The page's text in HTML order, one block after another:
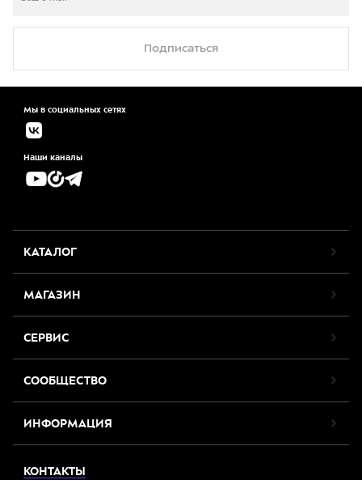
Подписаться
Мы в социальных сетях
Наши каналы
КАТАЛОГ
МАГАЗИН
СЕРВИС
СООБЩЕСТВО
ИНФОРМАЦИЯ
КОНТАКТЫ